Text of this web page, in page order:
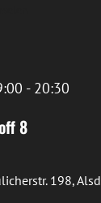
8
- 20:30
198,